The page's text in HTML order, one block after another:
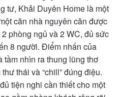
tư, Khải Duyên Home là một
căn nhà nguyên căn được
phòng ngủ và 2 WC, đủ sức
8 người. Điểm nhấn của
nhìn ra thung lũng thơ
thái và “chill” đúng điệu.
tiện nghi cần thiết cho một